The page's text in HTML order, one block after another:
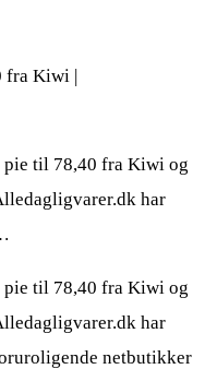
fra Kiwi |
pie til 78,40 fra Kiwi og
har
pie til 78,40 fra Kiwi og
har
netbutikker